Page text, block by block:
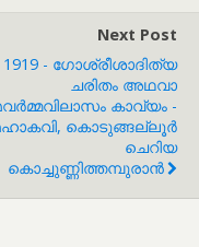
Next Post
1919 - ഗോശ്രീശാദിത്യ
ചരിതം അഥവാ
കാവ്യം -
കൊടുങ്ങല്ലൂർ
ചെറിയ
കൊച്ചുണ്ണിത്തമ്പുരാൻ